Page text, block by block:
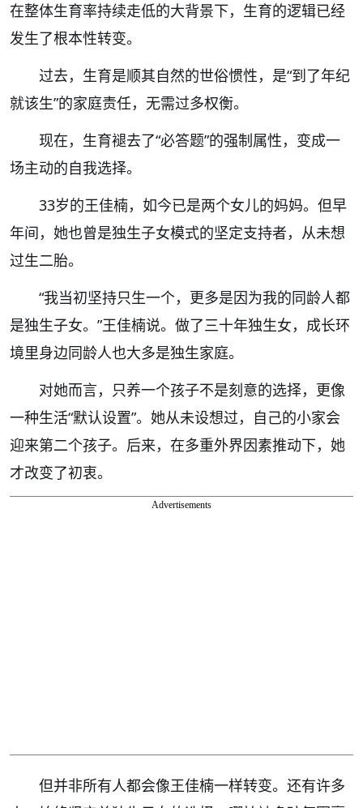
在整体生育率持续走低的大背景下，生育的逻辑已经
发生了根本性转变。
过去，生育是顺其自然的世俗惯性，是“到了年纪
就该生”的家庭责任，无需过多权衡。
现在，生育褪去了“必答题”的强制属性，变成一
场主动的自我选择。
33岁的王佳楠，如今已是两个女儿的妈妈。但早
年间，她也曾是独生子女模式的坚定支持者，从未想
过生二胎。
“我当初坚持只生一个，更多是因为我的同龄人都
是独生子女。”王佳楠说。做了三十年独生女，成长环
境里身边同龄人也大多是独生家庭。
对她而言，只养一个孩子不是刻意的选择，更像
一种生活“默认设置”。她从未设想过，自己的小家会
迎来第二个孩子。后来，在多重外界因素推动下，她
才改变了初衷。
Advertisements
但并非所有人都会像王佳楠一样转变。还有许多